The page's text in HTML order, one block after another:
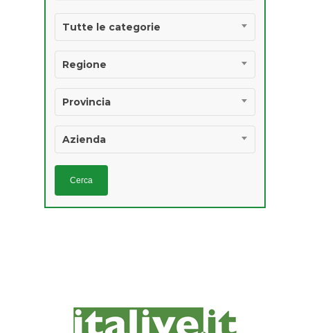
Tutte le categorie
Regione
Provincia
Azienda
PRODOTTI
AGROALIMENTARI
IGP E STG